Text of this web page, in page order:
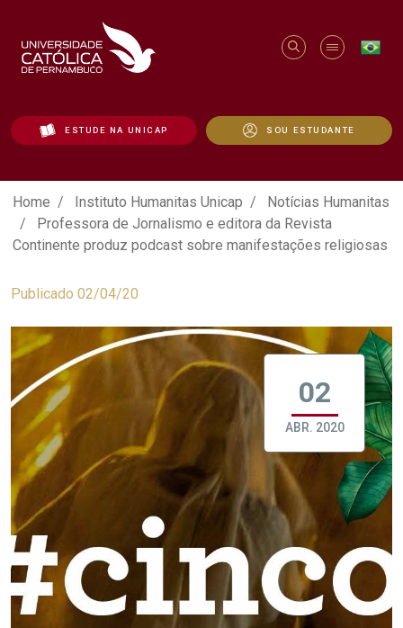
ESTUDE NA UNICAP SOU ESTUDANTE
Professora de Jornalismo e editora da
Home Instituto Humanitas Unicap
Notícias Humanitas
Professora de Jornalismo e editora da Revista
Continente produz podcast sobre manifestações religiosas
Publicado 02/04/20
02
ABR. 2020